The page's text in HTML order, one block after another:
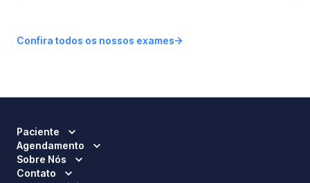
Confira todos os nossos exames
Paciente
Agendamento
Sobre Nós
Contato